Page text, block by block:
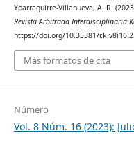
Yparraguirre-Villanueva, A. R.
Revista Arbitrada Interdisciplinaria
https://doi.org/10.35381/
Más formatos de cita
Número
Vol. 8 Núm. 16 (2023):